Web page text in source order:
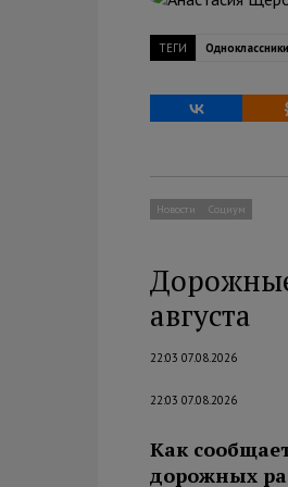
ТЕГИ Одноклассники
Новости Социум
августа
22:03 07.08.2026
22:03 07.08.2026
Как
дорожных